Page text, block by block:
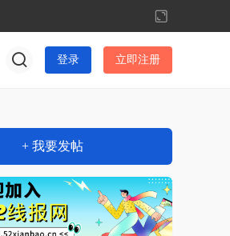
切
换
到
宽
登录 立即注册
+ 我要发帖